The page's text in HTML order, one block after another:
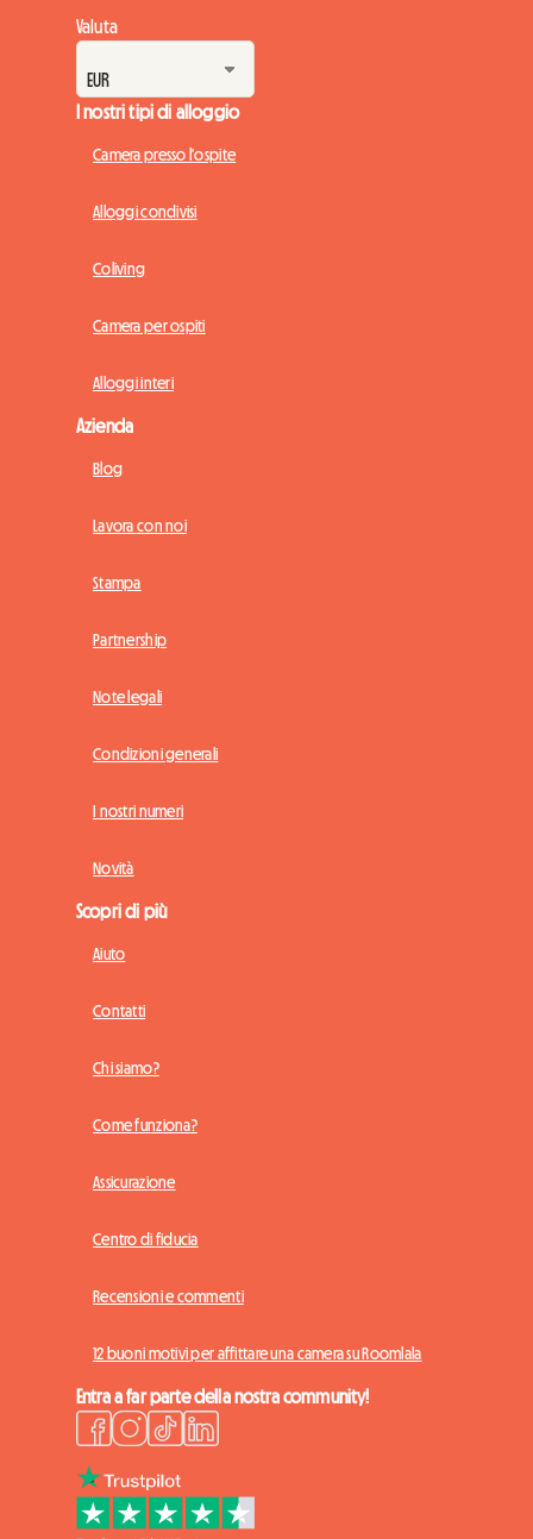
Valuta
I nostri tipi di alloggio
Camera presso l'ospite
Alloggi condivisi
Coliving
Camera per ospiti
Alloggi interi
Azienda
Blog
Lavora con noi
Stampa
Partnership
Note legali
Condizioni generali
I nostri numeri
Novità
Scopri di più
Aiuto
Contatti
Chi siamo?
Come funziona?
Assicurazione
Centro di fiducia
Recensioni e commenti
12 buoni motivi per affittare una camera su Roomlala
Entra a far parte della nostra community!